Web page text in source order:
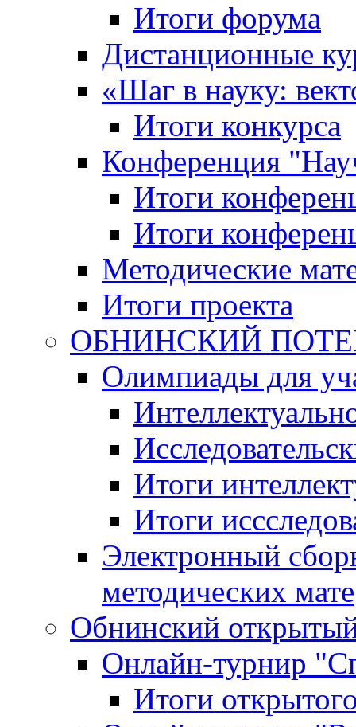
Итоги форума
Дистанционные
«Шаг в науку:
Итоги конкурса
Конференция
Итоги
Итоги
Методические
Итоги проекта
ОБНИНСКИЙ
Олимпиады для
Итоги
Итоги
Электронный
методических
Обнинский
Онлайн-турнир
Итоги